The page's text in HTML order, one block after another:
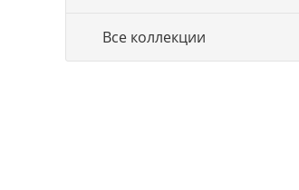
Все коллекции